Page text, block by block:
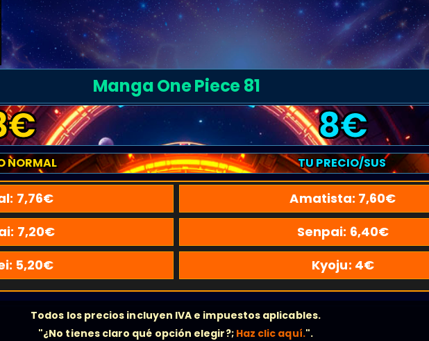
Manga One Piece 81
€ 8€
NORMAL TU PRECIO/SUS
7,76€ Amatista: 7,60€
7,20€ Senpai: 6,40€
5,20€ Kyoju: 4€
Todos los precios incluyen IVA e impuestos aplicables.
"¿No tienes claro qué opción elegir?; Haz clic aquí.".